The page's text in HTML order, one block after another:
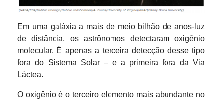
Em uma galáxia a mais de meio bilhão de anos-luz
de distância, os astrônomos detectaram oxigênio
molecular. É apenas a terceira detecção desse tipo
fora do Sistema Solar – e a primeira fora da Via
Láctea.
O oxigênio é o terceiro elemento mais abundante no